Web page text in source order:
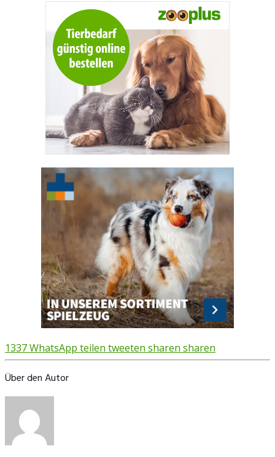
1337WhatsApp teilen tweeten sharen sharen
Über den Autor